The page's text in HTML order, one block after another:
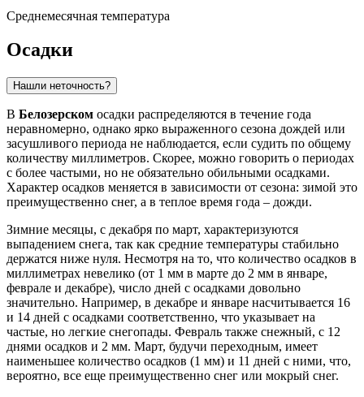
Среднемесячная температура
Осадки
Нашли неточность?
В Белозерском осадки распределяются в течение года
неравномерно, однако ярко выраженного сезона дождей или
засушливого периода не наблюдается, если судить по общему
количеству миллиметров. Скорее, можно говорить о периодах
с более частыми, но не обязательно обильными осадками.
Характер осадков меняется в зависимости от сезона: зимой это
преимущественно снег, а в теплое время года – дожди.
Зимние месяцы, с декабря по март, характеризуются
выпадением снега, так как средние температуры стабильно
держатся ниже нуля. Несмотря на то, что количество осадков в
миллиметрах невелико (от 1 мм в марте до 2 мм в январе,
феврале и декабре), число дней с осадками довольно
значительно. Например, в декабре и январе насчитывается 16
и 14 дней с осадками соответственно, что указывает на
частые, но легкие снегопады. Февраль также снежный, с 12
днями осадков и 2 мм. Март, будучи переходным, имеет
наименьшее количество осадков (1 мм) и 11 дней с ними, что,
вероятно, все еще преимущественно снег или мокрый снег.